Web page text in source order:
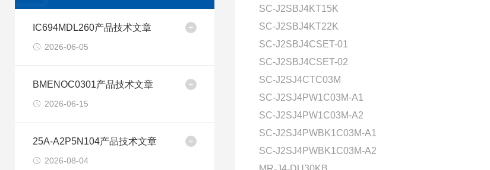
IC694MDL260产品技术文章
2026-06-05
BMENOC0301产品技术文章
2026-06-15
25A-A2P5N104产品技术文章
2026-08-04
SC-J2SBJ4KT15K
SC-J2SBJ4KT22K
SC-J2SBJ4CSET-01
SC-J2SBJ4CSET-02
SC-J2SJ4CTC03M
SC-J2SJ4PW1C03M-A1
SC-J2SJ4PW1C03M-A2
SC-J2SJ4PWBK1C03M-A1
SC-J2SJ4PWBK1C03M-A2